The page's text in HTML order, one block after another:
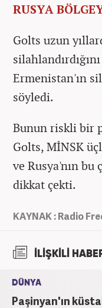
RUSYA
Golts uzun
Ermenistan'ın
söyledi.
Bunun riskli bir
Golts, MİNSK
ve Rusya'nın bu
dikkat çekti.
KAYNAK : Radio
İLİŞKİLİ
DÜNYA
Paşinyan'ın